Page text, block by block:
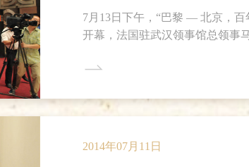
7月13日下午，“巴黎 — 北京，百
开幕，法国驻武汉领事馆总领事
宾出席了本次展览开幕式。
2014年07月11日